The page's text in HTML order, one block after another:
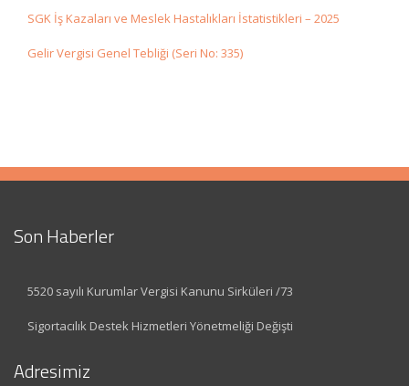
SGK İş Kazaları ve Meslek Hastalıkları İstatistikleri – 2025
Gelir Vergisi Genel Tebliği (Seri No: 335)
Son Haberler
5520 sayılı Kurumlar Vergisi Kanunu Sirküleri /73
Sigortacılık Destek Hizmetleri Yönetmeliği Değişti
Adresimiz